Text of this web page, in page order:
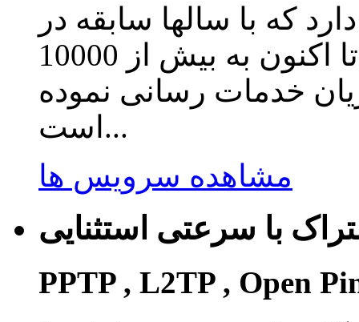
که با سالها سابقه در
زمینه ارائه سرویس کاهش پینگ تا اکنون به بیش از 10000
خدمات رسانی نموده
است...
مشاهده سرویس ها
با سرعتی استثنایی
PPTP , L2TP , Open